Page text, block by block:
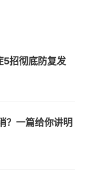
5招彻底防复发
？一篇给你讲明